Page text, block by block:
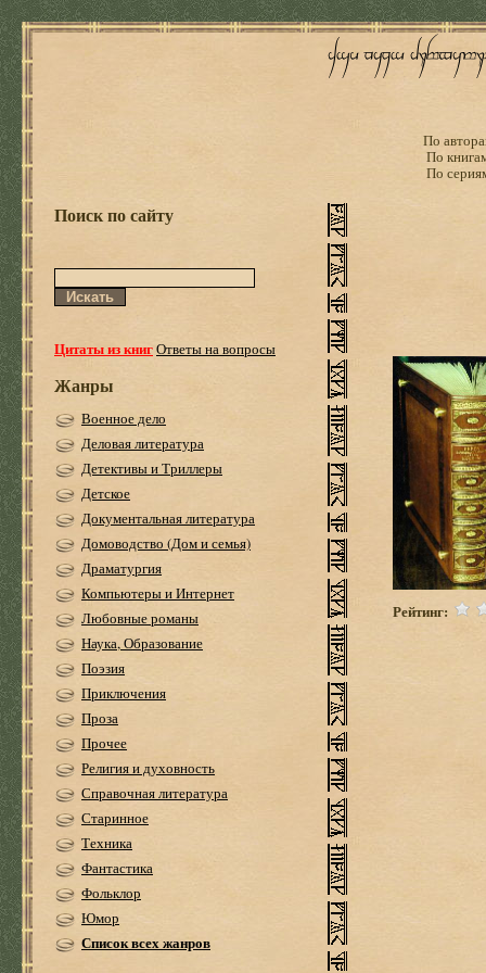
По
По
По
Поиск по сайту
Цитаты из книгОтветы на вопросы
Жанры
Военное дело
Деловая литература
Детективы и Триллеры
Детское
Документальная литература
Домоводство (Дом и семья)
Драматургия
Компьютеры и Интернет
Любовные романы
Наука, Образование
Поэзия
Приключения
Проза
Прочее
Религия и духовность
Справочная литература
Старинное
Техника
Фантастика
Фольклор
Юмор
Список всех жанров
Рейтинг: